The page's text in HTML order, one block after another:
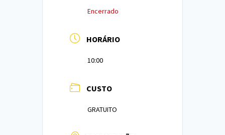
Encerrado
HORÁRIO
10:00
CUSTO
GRATUITO